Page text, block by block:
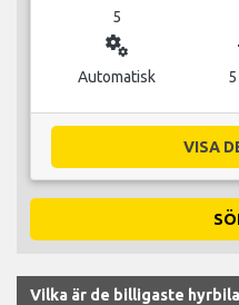
5
miscellaneous_services
Automatisk
VISA
Vilka är de billigaste